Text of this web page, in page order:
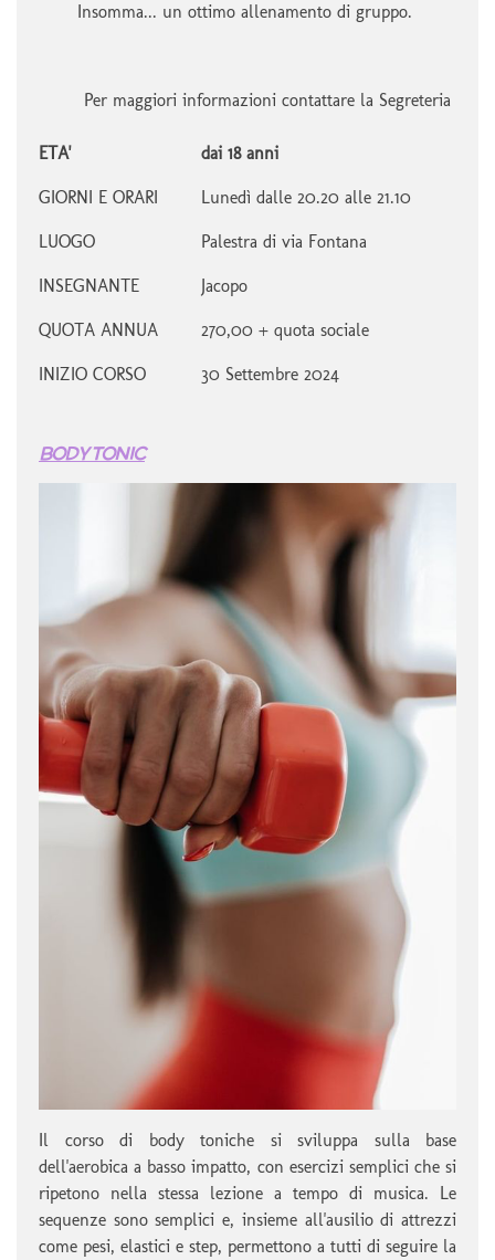
Insomma... un ottimo allenamento di gruppo.
Per maggiori informazioni contattare la Segreteria
ETA' dai 18 anni
GIORNI E ORARI Lunedì dalle 20.20 alle 21.10
LUOGO Palestra di via Fontana
INSEGNANTE Jacopo
QUOTA ANNUA 270,00 + quota sociale
INIZIO CORSO 30 Settembre 2024
BODY TONIC
Il corso di body toniche si sviluppa sulla base
dell'aerobica a basso impatto, con esercizi semplici che si
ripetono nella stessa lezione a tempo di musica. Le
sequenze sono semplici e, insieme all'ausilio di attrezzi
come pesi, elastici e step, permettono a tutti di seguire la